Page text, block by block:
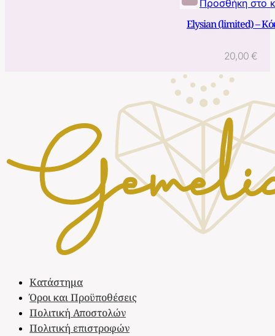
Προσθήκη στο
Elysian (limited) –
20,00 €
Κατάστημα
Όροι και Προϋποθέσεις
Πολιτική Αποστολών
Πολιτική επιστροφών